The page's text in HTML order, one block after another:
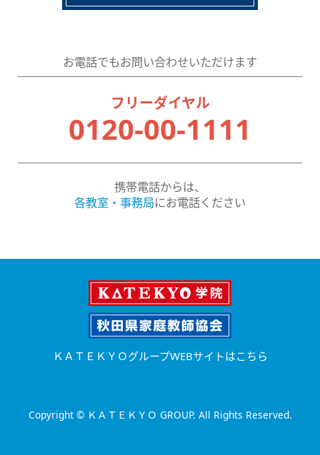
お電話でもお問い合わせいただけます
フリーダイヤル
0120-00-1111
携帯電話からは、
各教室・事務局にお電話ください
ＫＡＴＥＫＹＯグループWEBサイトはこちら
Copyright © ＫＡＴＥＫＹＯ GROUP. All Rights Reserved.